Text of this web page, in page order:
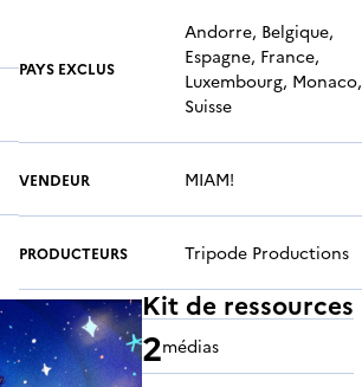
PAYS EXCLUS
Andorre, Belgique,
Espagne, France,
Luxembourg, Monaco,
Suisse
VENDEUR MIAM!
PRODUCTEURS Tripode Productions
Kit de ressources
2médias